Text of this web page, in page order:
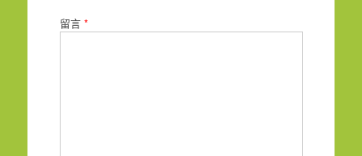
留言 *